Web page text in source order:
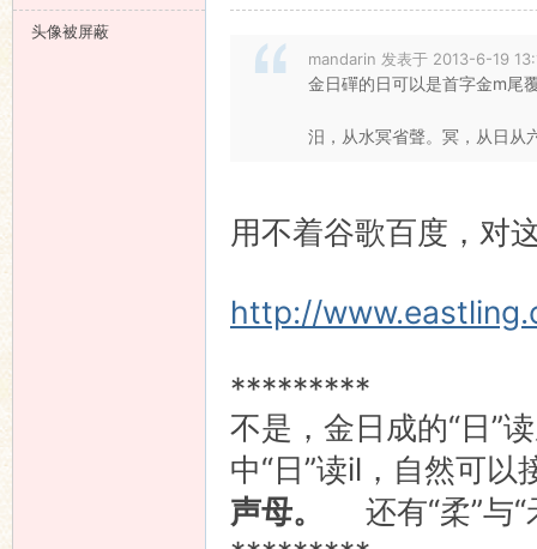
头像被屏蔽
mandarin 发表于 2013-6-19
金日磾的日可以是首字金m尾
汨，从水冥省聲。冥，从日从
用不着谷歌百度，对
http://
*********
不是，金日成的“日”
中“日”读il，自然可以
声母。
还有“柔”与“